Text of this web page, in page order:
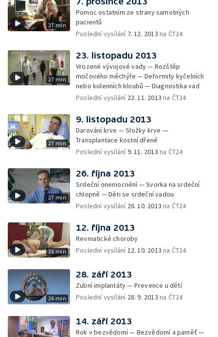
27 min
Pomoc ostatním ze strany samotných
pacientů
Poslední vysílání 7. 12. 2013 na ČT24
27 min
23. listopadu 2013
Vrozené vývojové vady — Rozštěp
močového měchýře — Deformity kyčelních
nebo kolenních kloubů — Diagnostika vad
Poslední vysílání 23. 11. 2013 na ČT24
27 min
9. listopadu 2013
Darování krve — Složky krve —
Transplantace kostní dřeně
Poslední vysílání9. 11. 2013 na ČT24
27 min
26. října 2013
Srdeční onemocnění — Svorka na srdeční
chlopně — Děti se srdeční vadou
Poslední vysílání 26. 10. 2013 na ČT24
26 min
12. října 2013
Revmatické choroby
Poslední vysílání12. 10. 2013 na ČT24
26 min
28. září 2013
Zubní implantáty — Prevence u dětí
Poslední vysílání 28. 9. 2013 na ČT24
14. září 2013
Rok v bezvědomí — Bezvědomí a paměť —